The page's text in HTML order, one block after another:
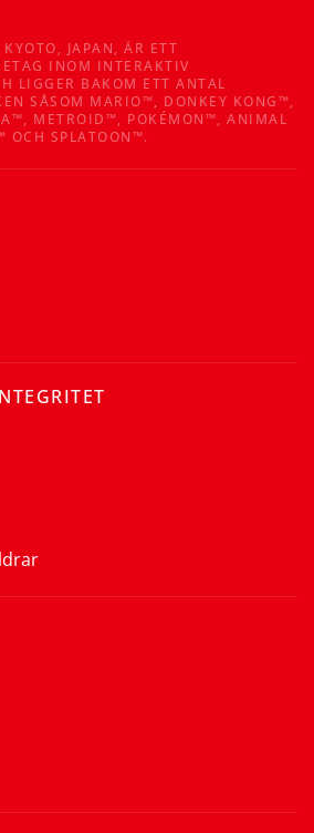
JAPAN, ÄR ETT
INOM INTERAKTIV
LIGGER BAKOM ETT ANTAL
SÅSOM MARIO™, DONKEY KONG™,
METROID™, POKÉMON™, ANIMAL
OCH SPLATOON™.